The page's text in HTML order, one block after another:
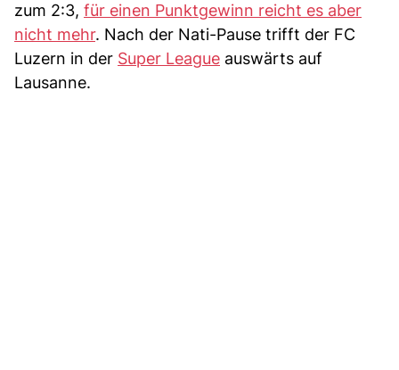
zum 2:3, für einen Punktgewinn reicht es aber
nicht mehr. Nach der Nati-Pause trifft der FC
Luzern in der Super League auswärts auf
Lausanne.